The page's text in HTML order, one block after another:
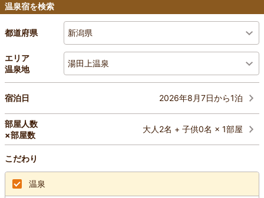
温泉宿を検索
都道府県 新潟県
エリア
温泉地
湯田上温泉
宿泊日 2026年8月7日から1泊
部屋人数
×部屋数
大人2名 + 子供0名 × 1部屋
こだわり
温泉